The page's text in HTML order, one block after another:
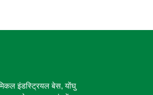
इंडस्ट्रियल बेस, योंघु